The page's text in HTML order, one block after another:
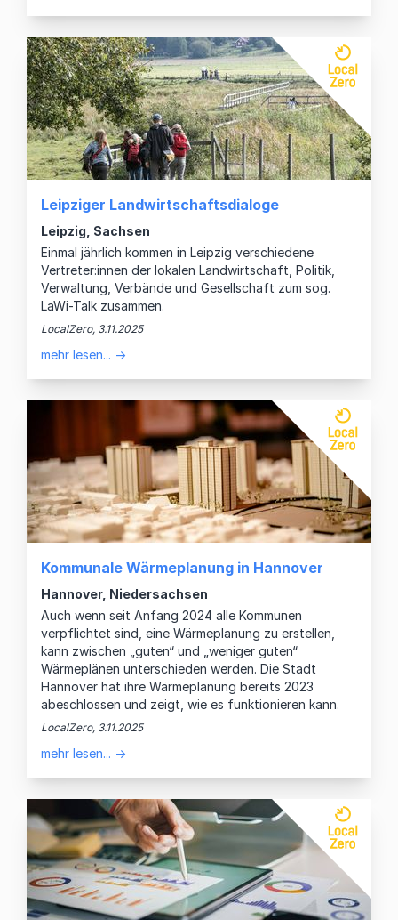
Leipziger Landwirtschaftsdialoge
Leipzig, Sachsen
Einmal jährlich kommen in Leipzig verschiedene
Vertreter:innen der lokalen Landwirtschaft, Politik,
Verwaltung, Verbände und Gesellschaft zum sog.
LaWi-Talk zusammen.
LocalZero, 3.11.2025
mehr lesen... →
Kommunale Wärmeplanung in Hannover
Hannover, Niedersachsen
Auch wenn seit Anfang 2024 alle Kommunen
verpflichtet sind, eine Wärmeplanung zu erstellen,
kann zwischen „guten“ und „weniger guten“
Wärmeplänen unterschieden werden. Die Stadt
Hannover hat ihre Wärmeplanung bereits 2023
abeschlossen und zeigt, wie es funktionieren kann.
LocalZero, 3.11.2025
mehr lesen... →